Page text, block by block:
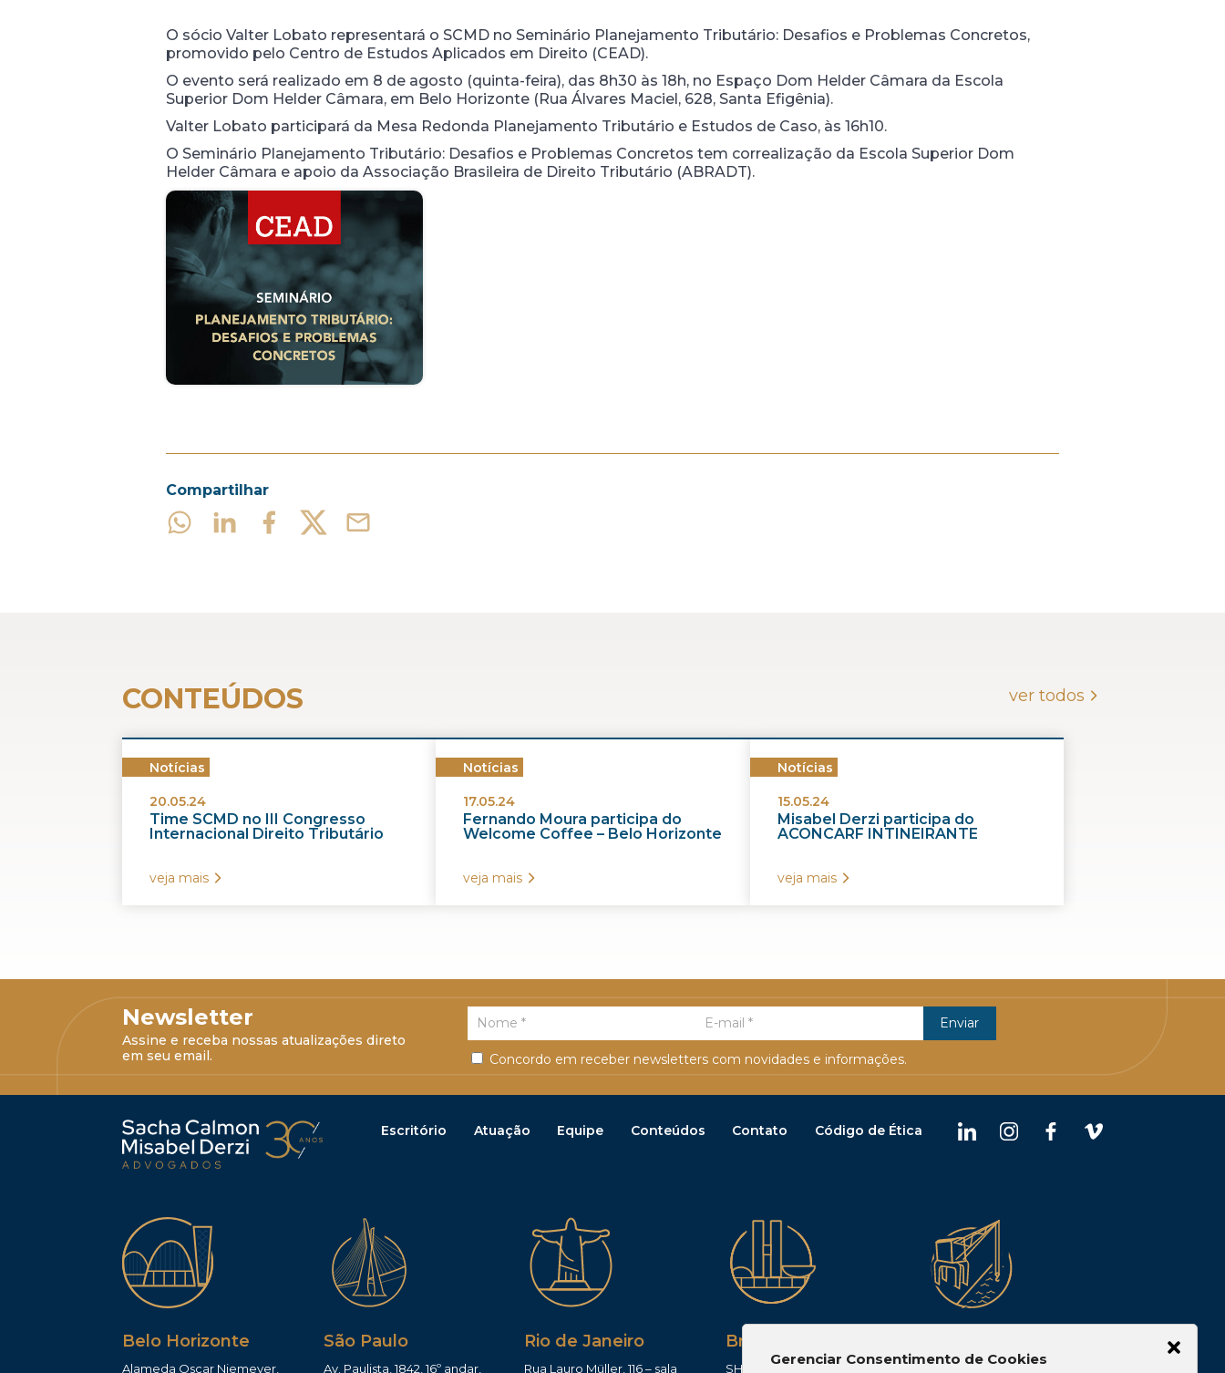
O sócio Valter Lobato representará o SCMD no Seminário Planejamento Tributário: Desafios e Problemas Concretos,
promovido pelo Centro de Estudos Aplicados em Direito (CEAD).
O evento será realizado em 8 de agosto (quinta-feira), das 8h30 às 18h, no Espaço Dom Helder Câmara da Escola
Superior Dom Helder Câmara, em Belo Horizonte (Rua Álvares Maciel, 628, Santa Efigênia).
Valter Lobato participará da Mesa Redonda Planejamento Tributário e Estudos de Caso, às 16h10.
O Seminário Planejamento Tributário: Desafios e Problemas Concretos tem correalização da Escola Superior Dom
Helder Câmara e apoio da Associação Brasileira de Direito Tributário (ABRADT).
Compartilhar
CONTEÚDOS ver todos
Notícias
20.05.24
Time SCMD no III Congresso
Internacional Direito Tributário
veja mais
Notícias
17.05.24
Fernando Moura participa do
Welcome Coffee – Belo Horizonte
veja mais
Notícias
15.05.24
Misabel Derzi participa do
ACONCARF INTINEIRANTE
veja mais
Newsletter
Assine e receba nossas atualizações direto
em seu email.
Concordo em receber newsletters com novidades e informações.
Escritório Atuação Equipe Conteúdos Contato Código de Ética
Belo Horizonte
Alameda Oscar Niemeyer,
São Paulo
Av. Paulista, 1842, 16º andar,
Rio de Janeiro
Rua Lauro Müller, 116 – sala
Brasília
SHIS QI 11, Conj. 10, Casa 05, Av. Visconde de Souza
Gerenciar Consentimento de Cookies